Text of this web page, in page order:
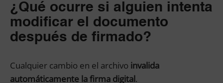
¿Qué ocurre si alguien intenta
modificar el documento
después de firmado?
Cualquier cambio en el archivo invalida
automáticamente la firma digital.